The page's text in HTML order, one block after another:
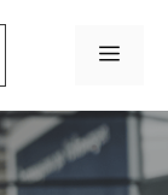
Menu